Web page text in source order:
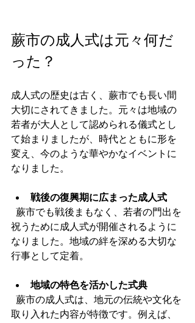
蕨市の成人式は元々何だ
った？
成人式の歴史は古く、蕨市でも長い間
大切にされてきました。元々は地域の
若者が大人として認められる儀式とし
て始まりましたが、時代とともに形を
変え、今のような華やかなイベントに
なりました。
戦後の復興期に広まった成人式
祝うために成人式が開催されるように
なりました。地域の絆を深める大切な
行事として定着。
地域の特色を活かした式典
取り入れた内容が特徴です。例えば、